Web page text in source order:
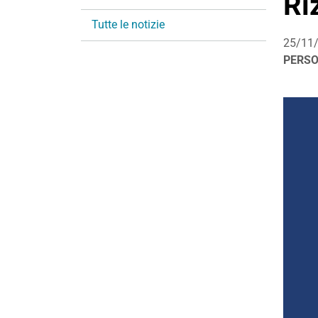
25/
i
n
Tutte le notizie